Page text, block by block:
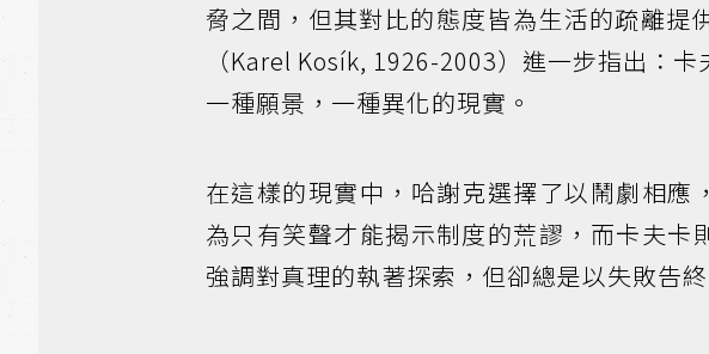
脅之間，但其對比的態度皆為生活的疏離提
（Karel Kosík, 1926-2003）進一步指出：
一種願景，一種異化的現實。
在這樣的現實中，哈謝克選擇了以鬧劇相應
為只有笑聲才能揭示制度的荒謬，而卡夫卡
強調對真理的執著探索，但卻總是以失敗告終